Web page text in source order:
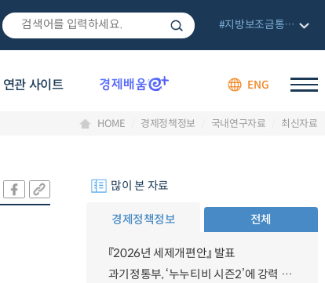
연관 사이트 ENG
#지방보조금통합관리망
HOME 경제정책정보 국내연구자료 최신자료
많이 본 자료
경제정책정보 전체
『2026년 세제개편안』 발표
과기정통부, ‘누누티비 시즌2’에 강력 대응 의지 밝혀